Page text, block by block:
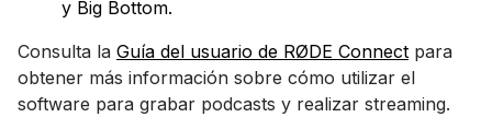
y Big Bottom.
Consulta la Guía del usuario de RØDE Connect para
obtener más información sobre cómo utilizar el
software para grabar podcasts y realizar streaming.